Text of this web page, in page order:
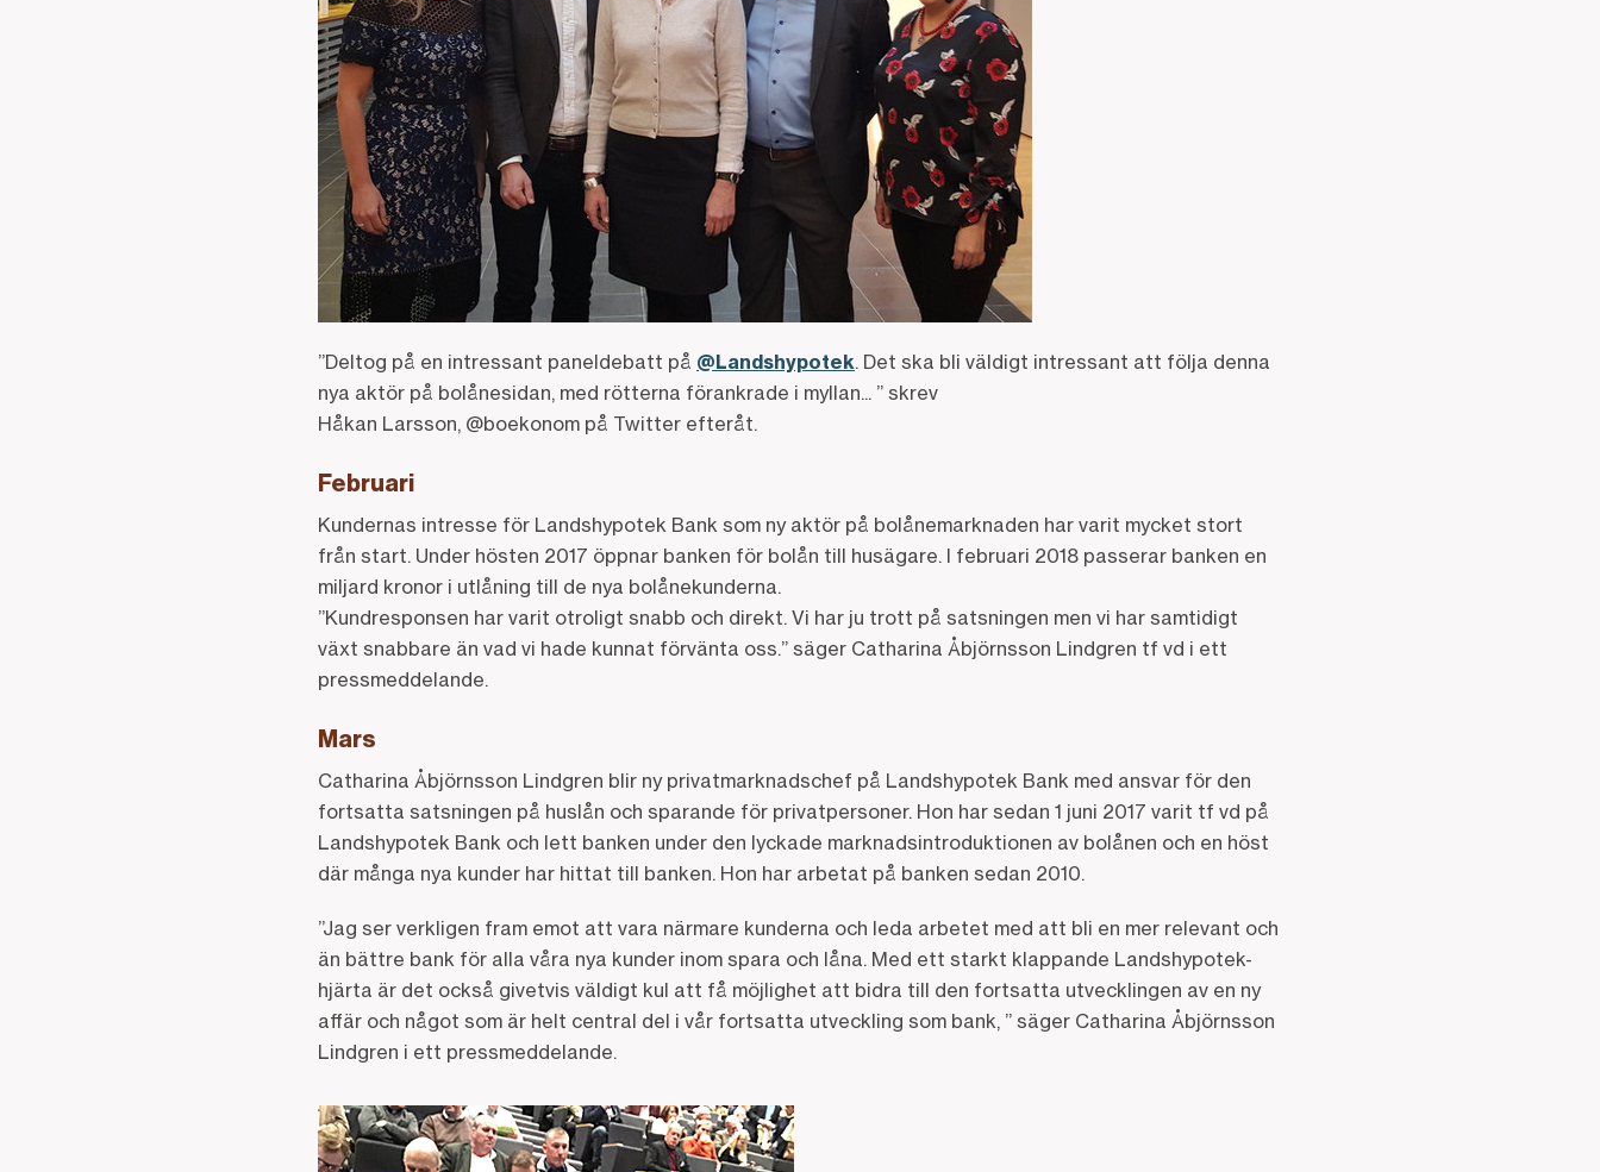
”Deltog på en intressant paneldebatt på @Landshypotek. Det ska bli väldigt intressant att följa denna
nya aktör på bolånesidan, med rötterna förankrade i myllan... ” skrev
Håkan Larsson, @boekonom på Twitter efteråt.
Februari
Kundernas intresse för Landshypotek Bank som ny aktör på bolånemarknaden har varit mycket stort
från start. Under hösten 2017 öppnar banken för bolån till husägare. I februari 2018 passerar banken en
miljard kronor i utlåning till de nya bolånekunderna.
”Kundresponsen har varit otroligt snabb och direkt. Vi har ju trott på satsningen men vi har samtidigt
växt snabbare än vad vi hade kunnat förvänta oss.” säger Catharina Åbjörnsson Lindgren tf vd i ett
pressmeddelande.
Mars
Catharina Åbjörnsson Lindgren blir ny privatmarknadschef på Landshypotek Bank med ansvar för den
fortsatta satsningen på huslån och sparande för privatpersoner. Hon har sedan 1 juni 2017 varit tf vd på
Landshypotek Bank och lett banken under den lyckade marknadsintroduktionen av bolånen och en höst
där många nya kunder har hittat till banken. Hon har arbetat på banken sedan 2010.
”Jag ser verkligen fram emot att vara närmare kunderna och leda arbetet med att bli en mer relevant och
än bättre bank för alla våra nya kunder inom spara och låna. Med ett starkt klappande Landshypotek-
hjärta är det också givetvis väldigt kul att få möjlighet att bidra till den fortsatta utvecklingen av en ny
affär och något som är helt central del i vår fortsatta utveckling som bank, ” säger Catharina Åbjörnsson
Lindgren i ett pressmeddelande.